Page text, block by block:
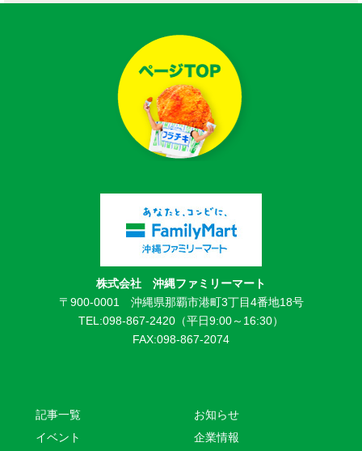
株式会社 沖縄ファミリーマート
〒900-0001 沖縄県那覇市港町3丁目4番地18号
TEL:098-867-2420（平日9:00～16:30）
FAX:098-867-2074
記事一覧
イベント
お知らせ
企業情報